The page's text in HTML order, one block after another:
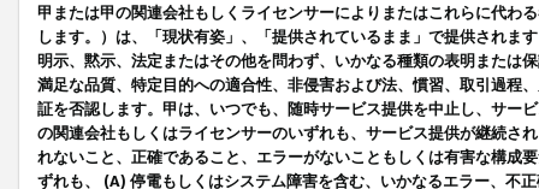
甲または甲の関連会社もしくライセンサーによりまたはこれらに代わ
します。）は、「現状有姿」、「提供されているまま」で提供されま
明示、黙示、法定またはその他を問わず、いかなる種類の表明または
満足な品質、特定目的への適合性、非侵害および法、慣習、取引過程
証を否認します。甲は、いつでも、随時サービス提供を中止し、サー
の関連会社もしくはライセンサーのいずれも、サービス提供が継続さ
れないこと、正確であること、エラーがないこともしくは有害な構成
ずれも、 (A) 停電もしくはシステム障害を含む、いかなるエラー、不